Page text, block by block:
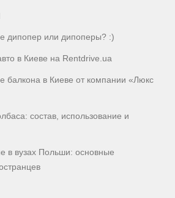
дипопер или дипоперы? :)
в Киеве на Rentdrive.ua
балкона в Киеве от компании «Люкс
состав, использование и
в вузах Польши: основные